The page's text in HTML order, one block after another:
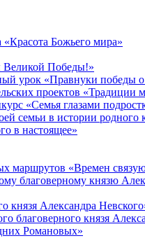
Божьего мира»
Великой Победы!»
урок «Правнуки победы
проектов «Традиции
«Семья глазами
семьи в истории родного
в настоящее»
маршрутов «Времен
благоверному князю
князя Александра
благоверного князя
Романовых»